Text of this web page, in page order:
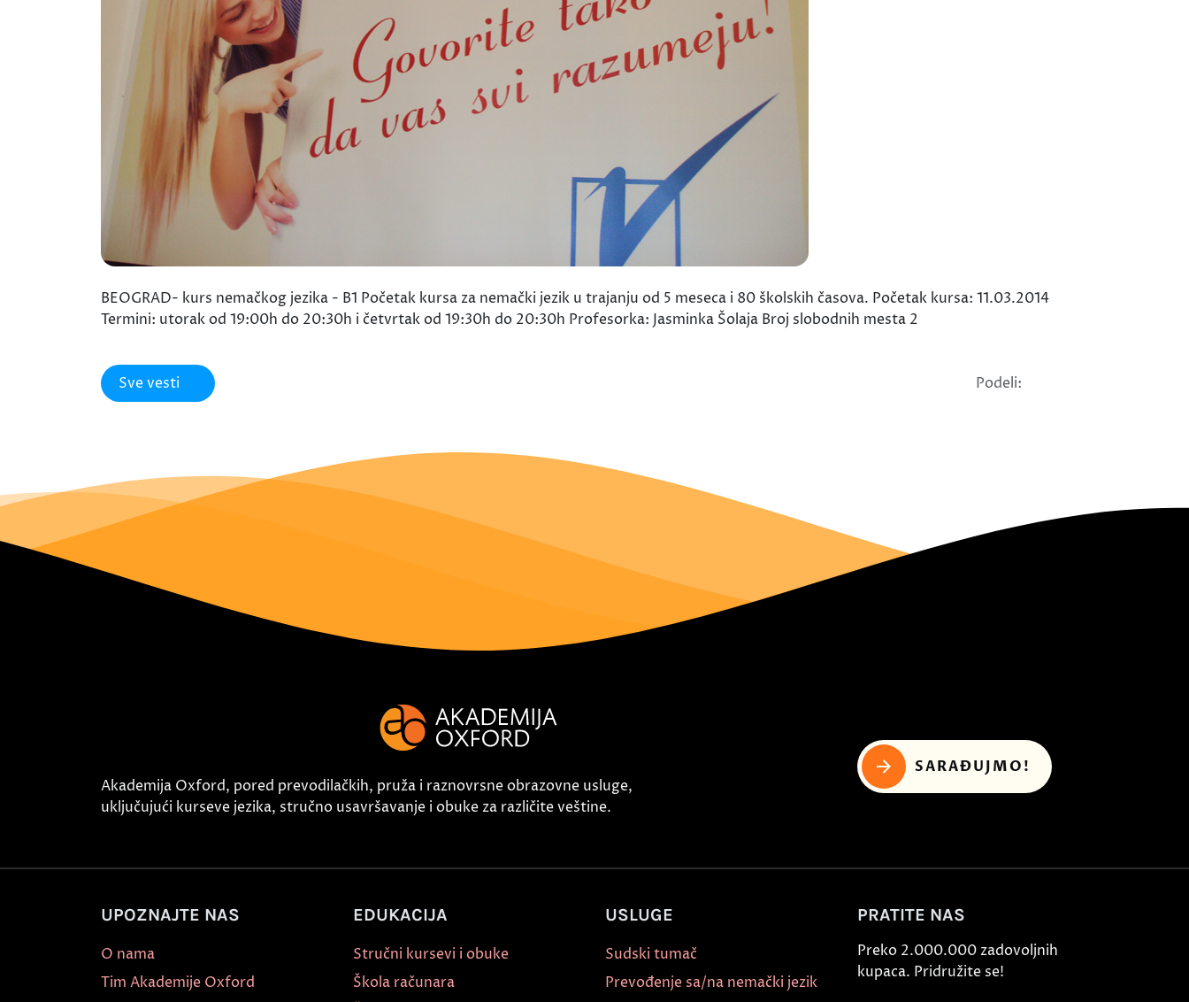
BEOGRAD- kurs nemačkog jezika - B1 Početak kursa za nemački jezik u trajanju od 5 meseca i 80 školskih časova. Početak kursa: 11.03.2014
Termini: utorak od 19:00h do 20:30h i četvrtak od 19:30h do 20:30h Profesorka: Jasminka Šolaja Broj slobodnih mesta 2
Sve vesti Podeli:
Akademija Oxford, pored prevodilačkih, pruža i raznovrsne obrazovne usluge,
uključujući kurseve jezika, stručno usavršavanje i obuke za različite veštine.
SARAĐUJMO!
UPOZNAJTE NAS
O nama
Tim Akademije Oxford
EDUKACIJA
Stručni kursevi i obuke
Škola računara
USLUGE
Sudski tumač
Prevođenje sa/na nemački jezik
PRATITE NAS
Preko 2.000.000 zadovoljnih
kupaca. Pridružite se!